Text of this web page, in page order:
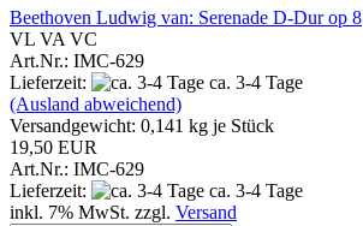
Beethoven Ludwig van: Serenade D-Dur op 8
VL VA VC
Art.Nr.: IMC-629
Lieferzeit:
ca. 3-4 Tage
(Ausland abweichend)
Versandgewicht: 0,141 kg je Stück
19,50 EUR
Art.Nr.: IMC-629
Lieferzeit:
ca. 3-4 Tage
inkl. 7% MwSt. zzgl. Versand